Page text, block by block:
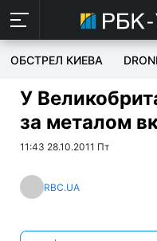
ОБСТРЕЛ КИЕВА
У
за металом
11:43 28.10.2011 Пт
RBC.UA